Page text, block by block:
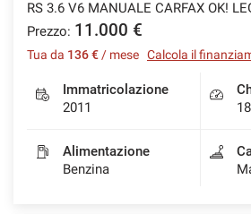
Prezzo: 11.000 €
Tua da 136 € / mese Calcola il
Immatricolazione
2011
Alimentazione
Benzina